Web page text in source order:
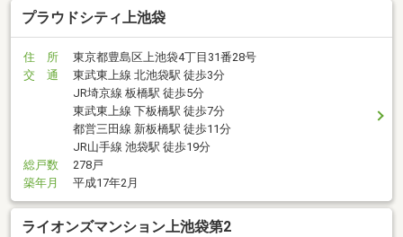
プラウドシティ上池袋
住 所
東京都豊島区上池袋4丁目31番28号
交 通
東武東上線 北池袋駅 徒歩3分
JR埼京線 板橋駅 徒歩5分
東武東上線 下板橋駅 徒歩7分
都営三田線 新板橋駅 徒歩11分
JR山手線 池袋駅 徒歩19分
総戸数
278戸
築年月
平成17年2月
ライオンズマンション上池袋第2